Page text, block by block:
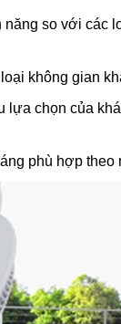
so với các
không gian
lựa chọn của
phù hợp theo